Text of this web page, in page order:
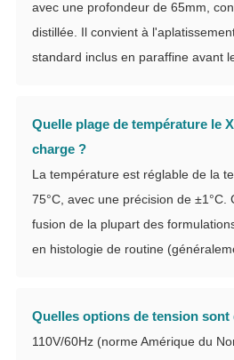
avec une profondeur de 65mm,
distillée. Il convient à
standard inclus en paraffine avant
Quelle plage de température le
charge ?
La température est réglable de la
75°C, avec une précision de ±1°C.
fusion de la plupart des
en histologie de routine
Quelles options de tension
110V/60Hz (norme Amérique du